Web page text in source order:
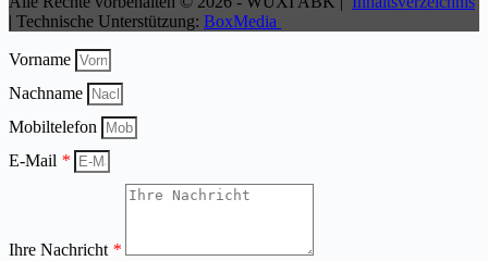
| Technische Unterstützung: BoxMedia
Vorname
Nachname
Mobiltelefon
E-Mail *
Ihre Nachricht *